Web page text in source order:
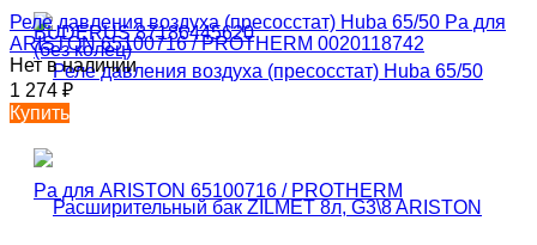
Реле давления воздуха (пресосстат) Huba 65/50 Pa для
ARISTON 65100716 / PROTHERM 0020118742
Нет в наличии
1 274 ₽
Купить